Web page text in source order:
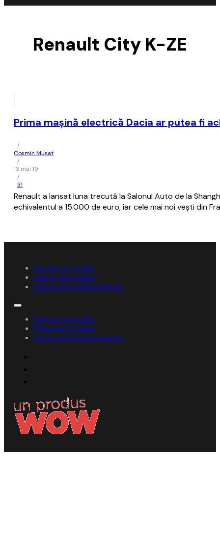
Renault City K-ZE
Prima maşină electrică Dacia ar putea fi
/
Cosmin Mușat
/
13 mai 19
/
31
Renault a lansat luna trecută la Salonul Auto de la
echivalentul a 15.000 de euro, iar cele mai noi veşti din
Termene și Condiții
Politica de Cookies
Politica de Confidențialitate
Termene și Condiții
Politica de Cookies
Politica de Confidențialitate